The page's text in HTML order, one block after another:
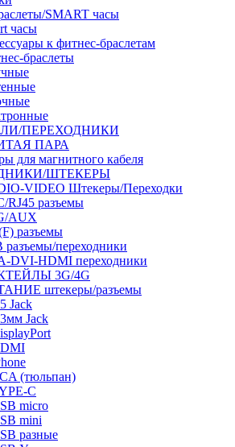
SMART часы
часы
к фитнес-браслетам
браслеты
ПЕРЕХОДНИКИ
ПАРА
для магнитного кабеля
ШТЕКЕРЫ
VIDEO Штекеры/Переходки
RJ45 разъемы
AUX
разъемы
разъемы/переходники
DVI-HDMI переходники
3G/4G
штекеры/разъемы
Jack
Jack
(тюльпан)
C
micro
mini
разные